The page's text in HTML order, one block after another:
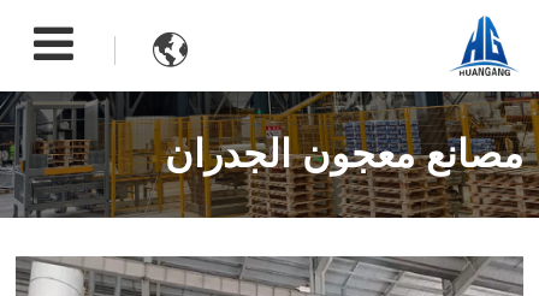

مصانع معجون الجدران